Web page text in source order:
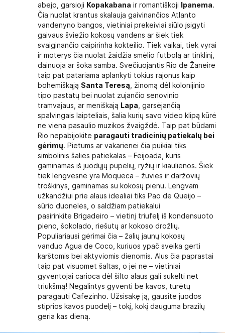
abejo, garsioji Kopakabana ir romantiškoji Ipanema.
Čia nuolat krantus skalauja gaivinančios Atlanto
vandenyno bangos, vietiniai prekeiviai siūlo įsigyti
gaivaus šviežio kokosų vandens ar šiek tiek
svaiginančio caipirinha kokteilio. Tiek vaikai, tiek vyrai
ir moterys čia nuolat žaidžia smėlio futbolą ar tinklinį,
dainuoja ar šoka samba. Svečiuojantis Rio de Žaneire
taip pat patariama aplankyti tokius rajonus kaip
bohemiškąją Santa Teresą , žinomą dėl kolonijinio
tipo pastatų bei nuolat zujančio senovinio
tramvajaus, ar meniškają Lapa , garsėjančią
spalvingais laipteliais, šalia kurių savo video klipą kūrė
ne viena pasaulio muzikos žvaigždė. Taip pat būdami
Rio nepabijokite paragauti tradicinių patiekalų bei
gėrimų. Pietums ar vakarienei čia puikiai tiks
simbolinis šalies patiekalas – Feijoada, kuris
gaminamas iš juodųjų pupelių, ryžių ir kiaulienos. Šiek
tiek lengvesnė yra Moqueca – žuvies ir daržovių
troškinys, gaminamas su kokosų pienu. Lengvam
užkandžiui prie alaus idealiai tiks Pao de Queijo –
sūrio duonelės, o saldžiam patiekalui
pasirinkite Brigadeiro – vietinį triufelį iš kondensuoto
pieno, šokolado, riešutų ar kokoso drožlių.
Populiariausi gėrimai čia – žalių jaunų kokosų
vanduo Agua de Coco, kuriuos ypač sveika gerti
karštomis bei aktyviomis dienomis. Alus čia paprastai
taip pat visuomet šaltas, o jei ne – vietiniai
gyventojai carioca dėl šilto alaus gali sukelti net
triukšmą! Negalintys gyventi be kavos, turėtų
paragauti Cafezinho. Užsisakę ją, gausite juodos
stiprios kavos puodelį – tokį, kokį dauguma brazilų
geria kas dieną.